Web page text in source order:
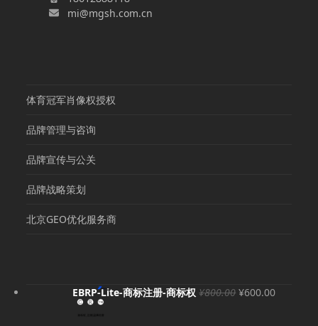
mi@mgsh.com.cn
体育冠军肖像权授权
品牌管理与咨询
品牌宣传与公关
品牌战略策划
北京GEO优化服务商
EBRP-Lite-商标注册-商标权 ¥800.00 原
¥600.00当